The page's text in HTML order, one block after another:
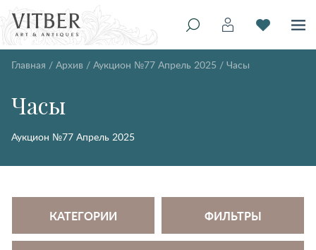
Главная / Архив / Аукцион №77 Апрель 2025 / Часы
Часы
Аукцион №77 Апрель 2025
КАТЕГОРИИ ФИЛЬТРЫ